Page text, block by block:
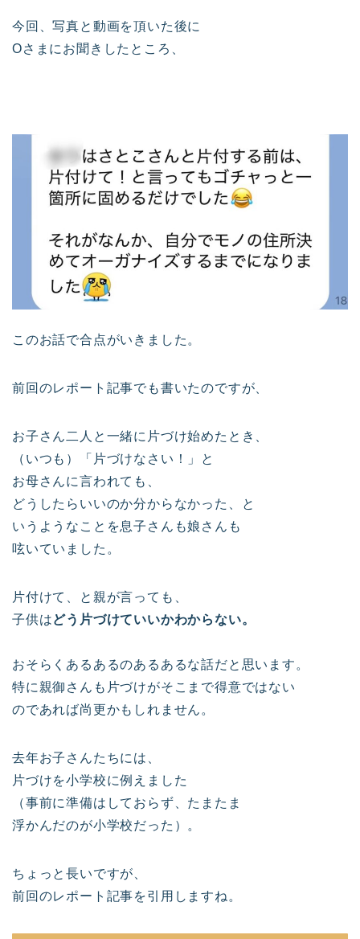
今回、写真と動画を頂いた後に
Oさまにお聞きしたところ、
このお話で合点がいきました。
前回のレポート記事でも書いたのですが、
お子さん二人と一緒に片づけ始めたとき、
（いつも）「片づけなさい！」と
お母さんに言われても、
どうしたらいいのか分からなかった、と
いうようなことを息子さんも娘さんも
呟いていました。
片付けて、と親が言っても、
子供はどう片づけていいかわからない。
おそらくあるあるのあるあるな話だと思います。
特に親御さんも片づけがそこまで得意ではない
のであれば尚更かもしれません。
去年お子さんたちには、
片づけを小学校に例えました
（事前に準備はしておらず、たまたま
浮かんだのが小学校だった）。
ちょっと長いですが、
前回のレポート記事を引用しますね。